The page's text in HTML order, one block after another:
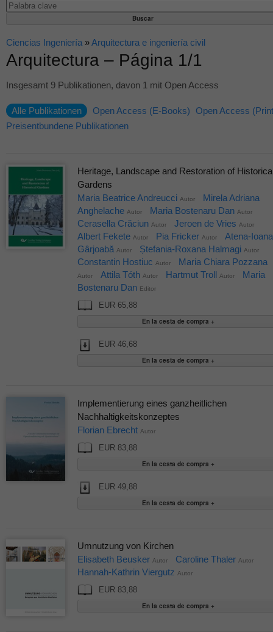
Ciencias Ingeniería »Arquitectura e ingeniería civil
Arquitectura – Página 1/1
Insgesamt 9 Publikationen, davon 1 mit Open Access
Alle Publikationen Open Access (E-Books)
Open Access
Preisentbundene Publikationen
Heritage, Landscape and Restoration of
Gardens
Maria Beatrice Andreucci Autor
Mirela Adriana
Anghelache Autor Maria Bostenaru Dan Autor
Cerasella Crăciun Autor Jeroen de Vries Autor
Albert Fekete Autor Pia Fricker Autor
Atena-Ioana
Gârjoabă Autor Ștefania-Roxana Halmagi Autor
Constantin Hostiuc Autor Maria Chiara Pozzana
Autor Attila Tóth Autor Hartmut Troll Autor
Maria
Bostenaru Dan Editor
EUR 65,88
EUR 46,68
Implementierung eines ganzheitlichen
Nachhaltigkeitskonzeptes
Florian Ebrecht Autor
EUR 83,88
EUR 49,88
Umnutzung von Kirchen
Elisabeth Beusker Autor Caroline Thaler Autor
Hannah-Kathrin Viergutz Autor
EUR 83,88